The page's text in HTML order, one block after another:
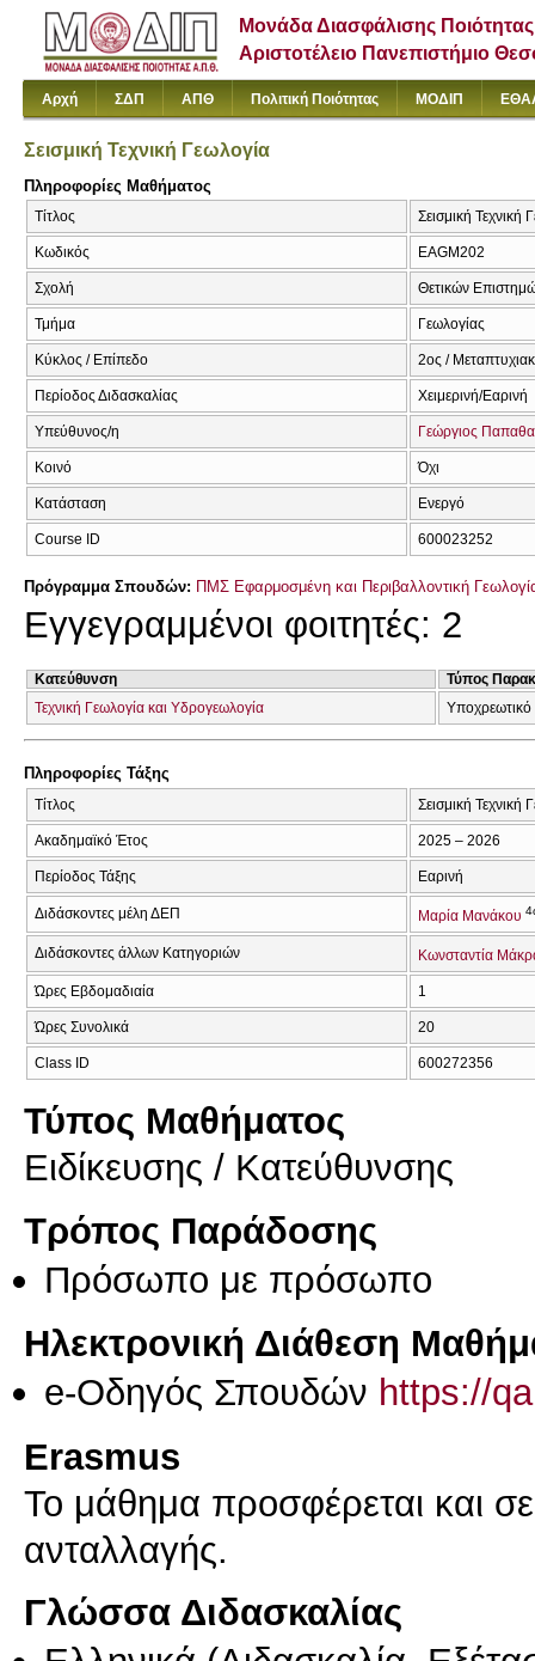
Μονάδα Διασφάλισης Ποιότητας
Αριστοτέλειο Πανεπιστήμιο
Αρχή ΣΔΠ ΑΠΘ Πολιτική Ποιότητας ΜΟΔΙΠ
Σεισμική Τεχνική Γεωλογία
Πληροφορίες Μαθήματος
Τίτλος Σεισμική
Κωδικός EAGΜ202
Σχολή Θετικών
Τμήμα Γεωλογίας
Κύκλος / Επίπεδο 2ος /
Περίοδος Διδασκαλίας Χειμερινή/Εαρινή
Υπεύθυνος/η Γεώργιος
Κοινό Όχι
Κατάσταση Ενεργό
Course ID 600023252
Πρόγραμμα Σπουδών: ΠΜΣ Εφαρμοσμένη και Περιβαλλοντική
Εγγεγραμμένοι φοιτητές: 2
Κατεύθυνση
Τύπος
Τεχνική Γεωλογία και Υδρογεωλογία
Υποχρεωτικό
Πληροφορίες Τάξης
Τίτλος Σεισμική Τεχνική
Ακαδημαϊκό Έτος 2025 – 2026
Περίοδος Τάξης Εαρινή
Διδάσκοντες μέλη ΔΕΠ Μαρία Μανάκου
Διδάσκοντες άλλων Κατηγοριών Κωνσταντία
Ώρες Εβδομαδιαία 1
Ώρες Συνολικά 20
Class ID 600272356
Τύπος Μαθήματος
Eιδίκευσης / Kατεύθυνσης
Τρόπος Παράδοσης
Πρόσωπο με πρόσωπο
Ηλεκτρονική Διάθεση
e-Οδηγός Σπουδών https://
Erasmus
Το μάθημα προσφέρεται και
ανταλλαγής.
Γλώσσα Διδασκαλίας